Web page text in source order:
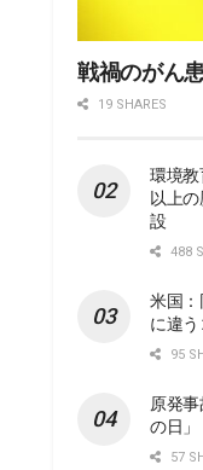
戦禍のがん
19 SHARES
環境
以上
設
488
米国
に違
95
原発
の日」
57